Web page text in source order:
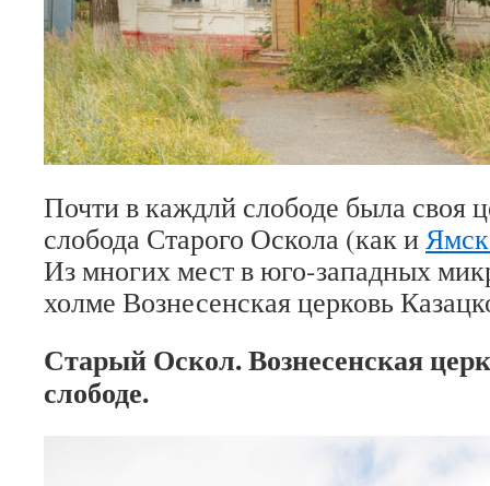
Почти в каждлй слободе была своя
слобода Старого Оскола (как и
Из многих мест в юго-западных
холме Вознесенская церковь
Старый Оскол. Вознесенская
слободе.